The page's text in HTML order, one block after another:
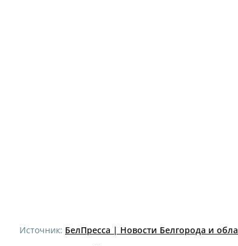
Источник: БелПресса | Новости Белгорода и